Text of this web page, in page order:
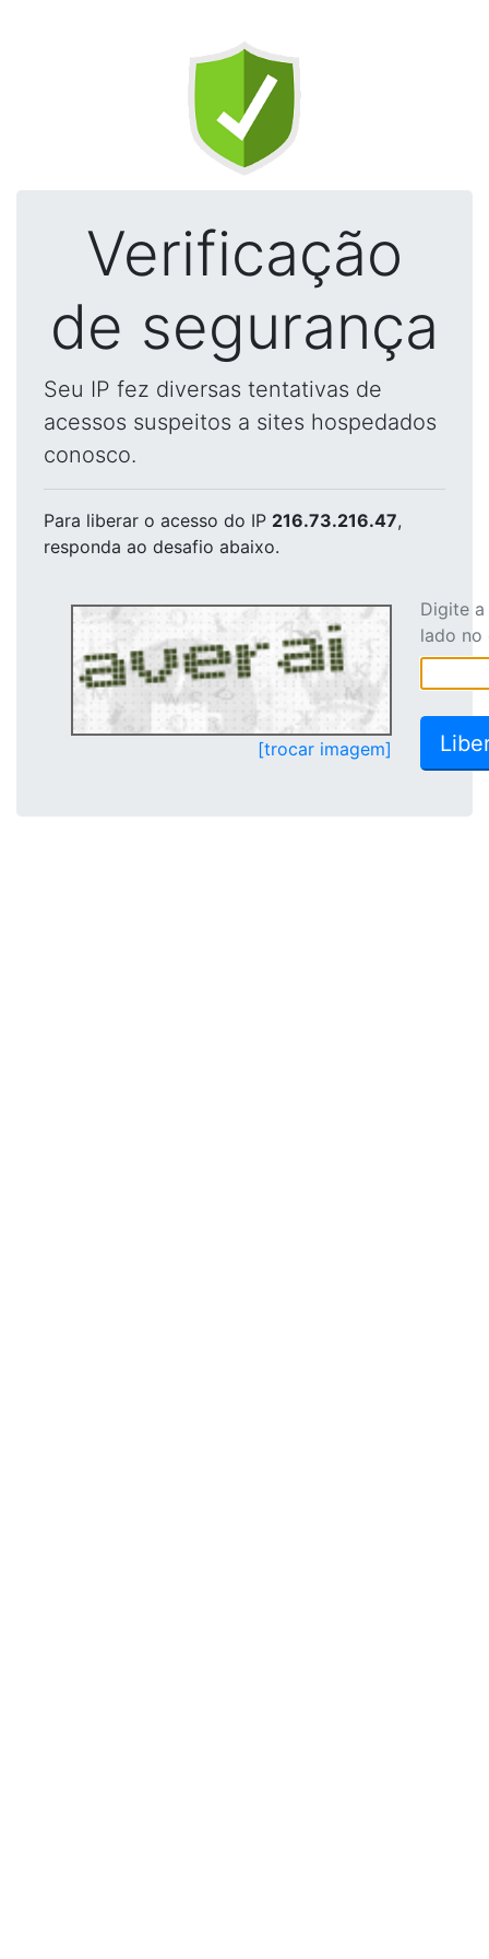
Verificação
de segurança
Seu IP fez diversas tentativas de
acessos suspeitos a sites hospedados
conosco.
Para liberar o acesso do IP 216.73.216.47,
responda ao desafio abaixo.
[trocar imagem]
Digite
lado no